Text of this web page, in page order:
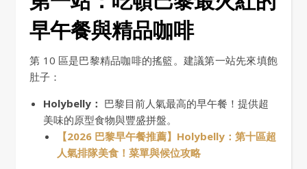
早午餐與精品咖啡
第 10 區是巴黎精品咖啡的搖籃。建議第一站先來填飽
肚子：
Holybelly： 巴黎目前人氣最高的早午餐！提供超
美味的原型食物與豐盛拼盤。
【2026 巴黎早午餐推薦】Holybelly：第十區超
人氣排隊美食！菜單與候位攻略